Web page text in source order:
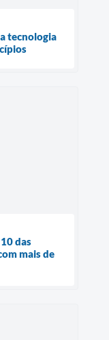
tecnologia
das
mais de